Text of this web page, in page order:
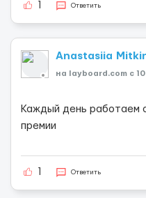
Ответить
Anastasiia
на layboard.com c
Каждый день работаем
премии
Ответить